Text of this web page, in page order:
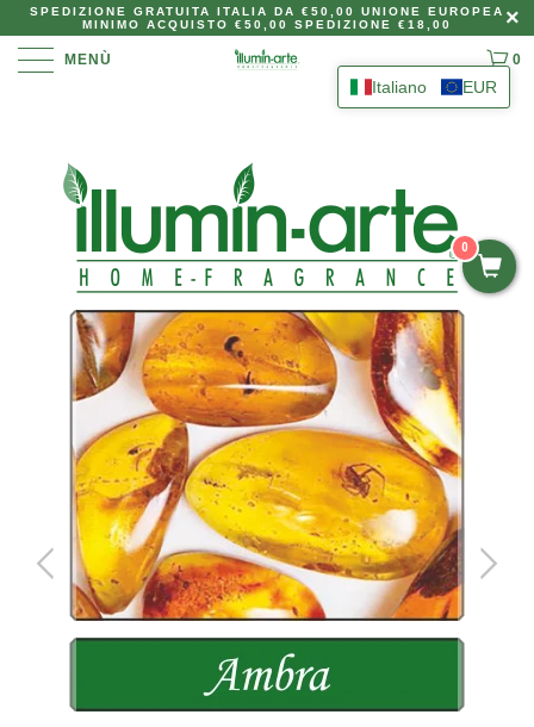
SPEDIZIONE GRATUITA ITALIA DA €50,00 UNIONE EUROPEA
MINIMO ACQUISTO €50,00 SPEDIZIONE €18,00
MENÙ 0
Italiano EUR
0